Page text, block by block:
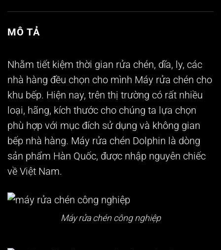
MÔ TẢ
Nhằm tiết kiệm thời gian rửa chén, dĩa, ly, các
nhà hàng đều chọn cho mình Máy rửa chén cho
khu bếp. Hiện nay, trên thị trường có rất nhiều
loại, hãng, kích thước cho chúng ta lựa chọn
phù hợp với mục đích sử dụng và không gian
bếp nhà hàng. Máy rửa chén Dolphin là dòng
sản phẩm Hàn Quốc, được nhập nguyên chiếc
về Việt Nam.
Máy rửa chén công nghiệp